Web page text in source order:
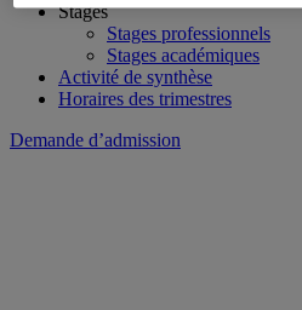
Stages
Stages professionnels
Stages académiques
Activité de synthèse
Horaires des trimestres
Demande d’admission